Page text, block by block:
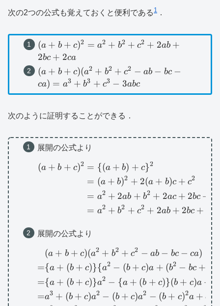
12t+8
次の2つの公式も覚えておくと便利である 1 ．
(a+b+c)^2=a^2+b^2+c^2+2ab+2bc+2ca
(a + b + c)2 = a2 + b2 + c2 + 2ab +
2bc + 2ca
(a+b+c)
(a^2+b^2+c^2-ab-
bc-
3abc
(a + b + c)(a2 + b2 + c2 − ab − bc −
ca) = a3 + b3 + c3 − 3abc
次のように証明することができる．
展開の公式より
(a + b + c)2 = {(a + b) + c}2
= (a + b)2 + 2(a + b)c + c2
= a2 + 2ab + b2 + 2ac + 2bc + c
= a2 + b2 + c2 + 2ab + 2bc + c
展開の公式より
=
=
=
(a + b + c)(a2 + b2 + c2 − ab − bc − ca)
{a + (b + c)}{a2 − (b + c)a + (b2 − bc + c2
{a + (b + c)}a2 − {a + (b + c)}(b + c)a +
a3 + (b + c)a2 − (b + c)a2 − (b + c)2a + a (